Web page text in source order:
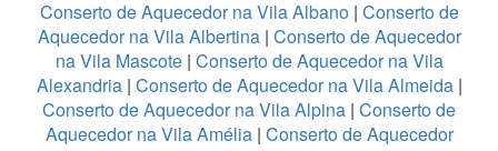
Conserto de Aquecedor na Vila Albano| Conserto de
Aquecedor na Vila Albertina| Conserto de Aquecedor
na Vila Mascote| Conserto de Aquecedor na Vila
Alexandria| Conserto de Aquecedor na Vila Almeida |
Conserto de Aquecedor na Vila Alpina | Conserto de
Aquecedor na Vila Amélia | Conserto de Aquecedor